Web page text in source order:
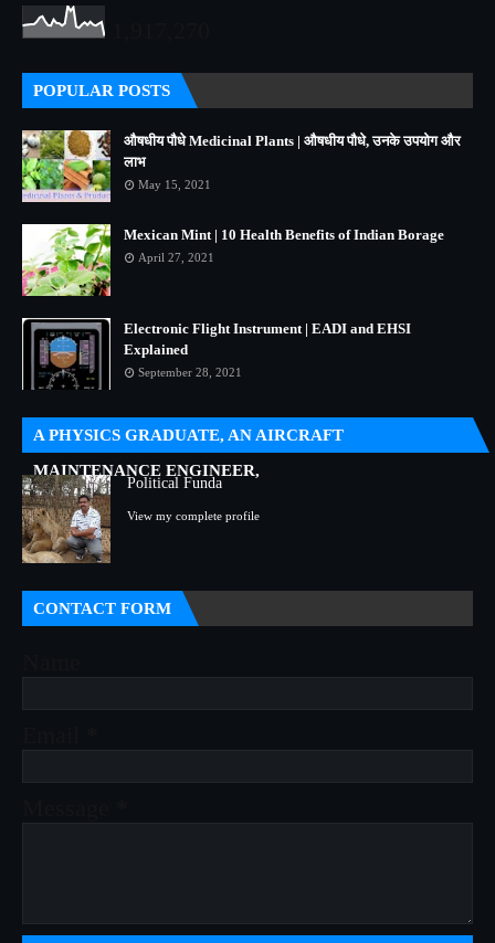
POPULAR POSTS
औषधीय पौधे Medicinal Plants | औषधीय पौधे, उनके उपयोग और
लाभ
May 15, 2021
Mexican Mint | 10 Health Benefits of Indian Borage
April 27, 2021
Electronic Flight Instrument | EADI and EHSI
Explained
September 28, 2021
A PHYSICS GRADUATE, AN AIRCRAFT
MAINTENANCE ENGINEER,
Political Funda
View my complete profile
CONTACT FORM